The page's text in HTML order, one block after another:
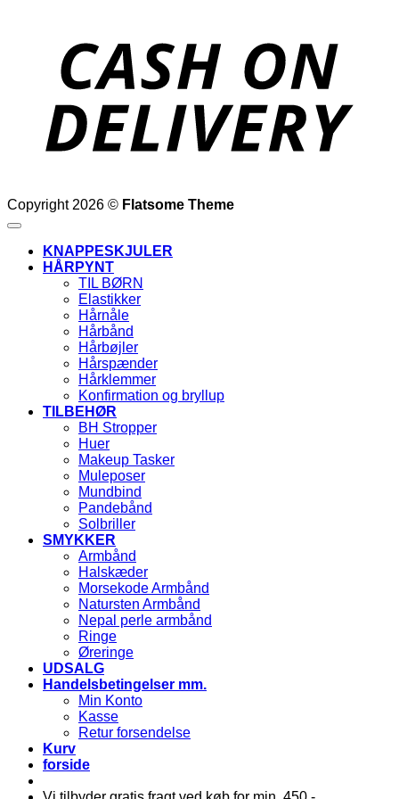
Copyright 2026 © Flatsome Theme
KNAPPESKJULER
HÅRPYNT
TIL BØRN
Elastikker
Hårnåle
Hårbånd
Hårbøjler
Hårspænder
Hårklemmer
Konfirmation og bryllup
TILBEHØR
BH Stropper
Huer
Makeup Tasker
Muleposer
Mundbind
Pandebånd
Solbriller
SMYKKER
Armbånd
Halskæder
Morsekode Armbånd
Natursten Armbånd
Nepal perle armbånd
Ringe
Øreringe
UDSALG
Handelsbetingelser mm.
Min Konto
Kasse
Retur forsendelse
Kurv
forside